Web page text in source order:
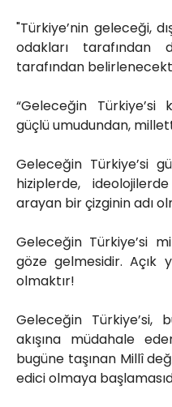
"Türkiye’nin geleceği,
odakları
tarafından
“Geleceğin
güçlü umudundan,
Geleceğin Türkiye’si
hiziplerde,
arayan bir çizginin adı
Geleceğin Türkiye’si
göze gelmesidir. Açık
olmaktır!
Geleceğin Türkiye’si,
akışına müdahale
bugüne taşınan Millî
edici olmaya